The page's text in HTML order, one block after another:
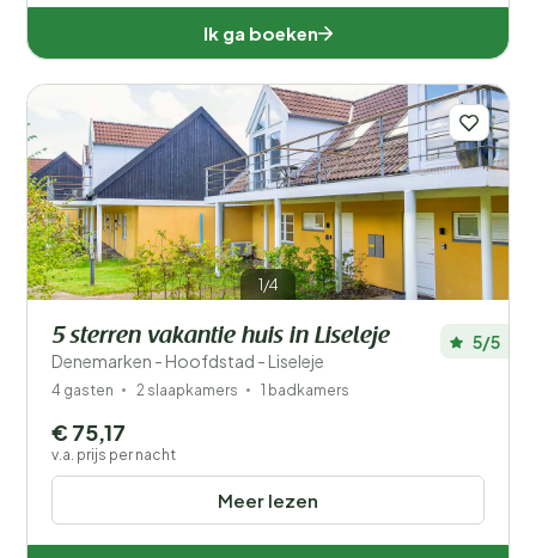
Ik ga boeken
1/4
5 sterren vakantie huis in Liseleje
Denemarken - Hoofdstad - Liseleje
5/5
4 gasten 2 slaapkamers 1 badkamers
Meer lezen
€ 75,17
v.a. prijs per nacht